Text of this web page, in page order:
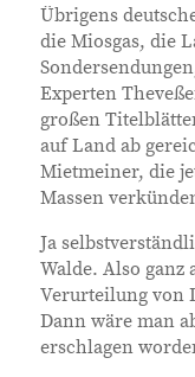
Übrigens
die Miosgas, die
Experten
großen
auf Land ab
Mietmeiner, die
Massen
Ja
Walde. Also ganz
Verurteilung von
Dann wäre man
erschlagen